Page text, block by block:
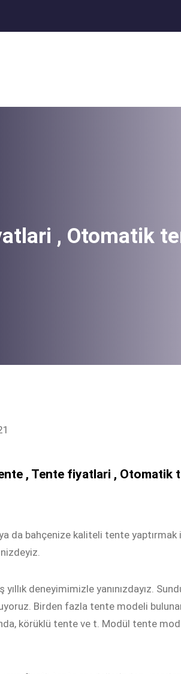
, Otomatik
, Tente fiyatlari , Otomatik
da bahçenize kaliteli tente
yıllık deneyimimizle yanınızdayız.
Birden fazla tente modeli
körüklü tente ve t. Modül tente